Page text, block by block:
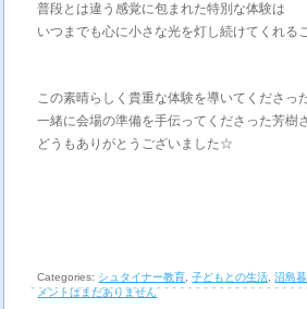
普段とは違う感覚に包まれた特別な体験は
いつまでも心に小さな光を灯し続けてくれる
この素晴らしく貴重な体験を導いてくださっ
一緒に会場の準備を手伝ってくださった芳樹
どうもありがとうございました☆
Categories: シュタイナー教育 ,子どもとの生活 ,沼島暮
メントはまだありません